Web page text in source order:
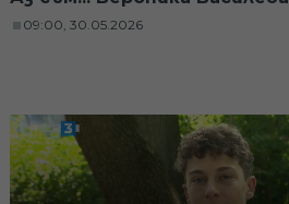
09:00, 30.05.2026